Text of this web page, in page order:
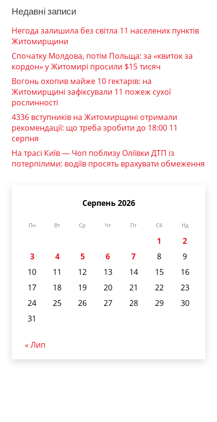
Недавні записи
Негода залишила без світла 11 населених пунктів
Житомирщини
Спочатку Молдова, потім Польща: за «квиток за
кордон» у Житомирі просили $15 тисяч
Вогонь охопив майже 10 гектарів: на
Житомирщині зафіксували 11 пожеж сухої
рослинності
4336 вступників на Житомирщині отримали
рекомендації: що треба зробити до 18:00 11
серпня
На трасі Київ — Чоп поблизу Оліївки ДТП із
потерпілими: водіїв просять врахувати обмеження
Серпень 2026
Пн Вт Ср Чт Пт Сб Нд
1
2
3
4 5 6 7 8
9
10
11 12 13 14 15
16
17
18 19 20 21 22
23
24
25 26 27 28 29
30
31
« Лип